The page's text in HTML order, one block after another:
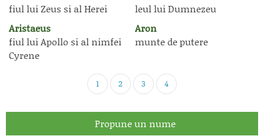
fiul lui Zeus si al Herei
leul lui Dumnezeu
Aristaeus
fiul lui Apollo si al nimfei
Cyrene
Aron
munte de putere
1 2 3 4
Propune un nume